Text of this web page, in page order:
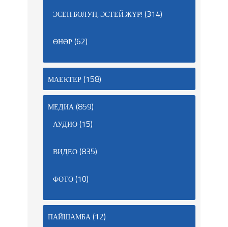
ЭСЕН БОЛУП, ЭСТЕЙ ЖҮР! (314)
ӨНӨР(62)
МАЕКТЕР(158)
МЕДИА(859)
АУДИО(15)
ВИДЕО(835)
ФОТО(10)
ПАЙШАМБА(12)